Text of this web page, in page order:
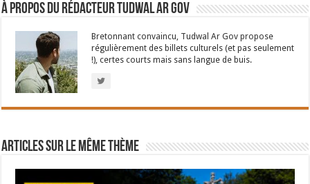
À propos du rédacteur Tudwal Ar Gov
Bretonnant convaincu, Tudwal Ar Gov propose
régulièrement des billets culturels (et pas seulement
!), certes courts mais sans langue de buis.
Articles sur le même thème